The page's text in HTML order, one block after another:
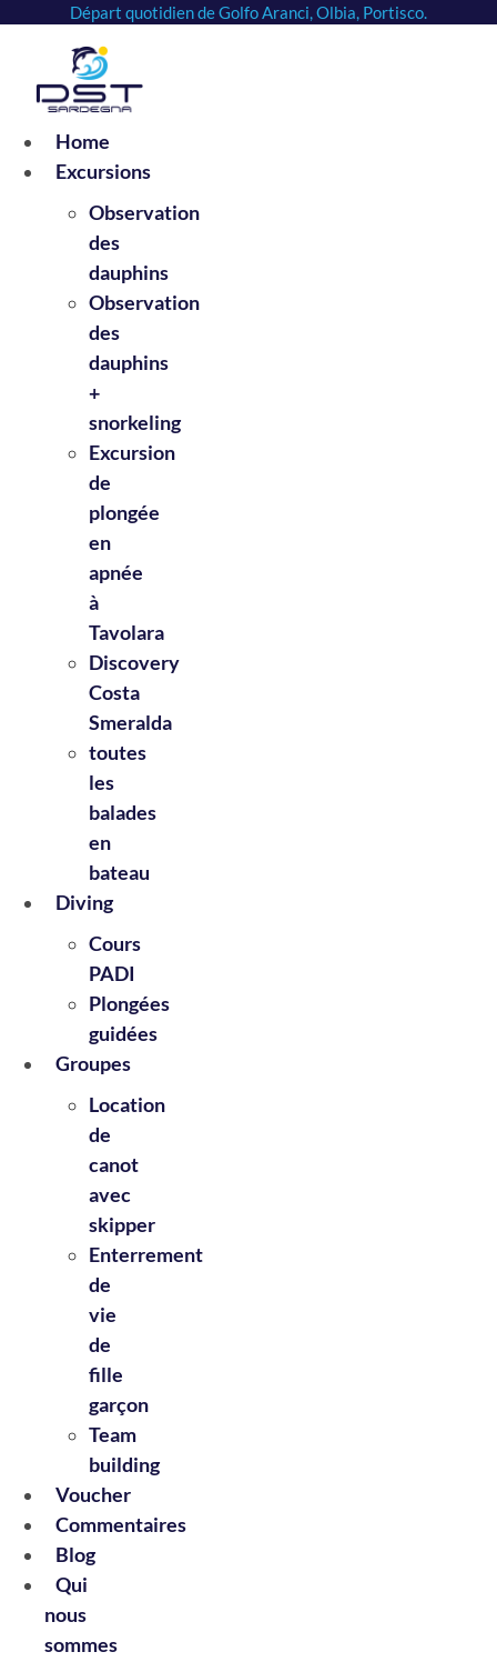
contenu
Départ quotidien de Golfo Aranci, Olbia, Portisco.
Home
Excursions
Observation
des
dauphins
Observation
des
dauphins
+
snorkeling
Excursion
de
plongée
en
apnée
à
Tavolara
Discovery
Costa
Smeralda
toutes
les
balades
en
bateau
Diving
Cours
PADI
Plongées
guidées
Groupes
Location
de
canot
avec
skipper
Enterrement
de
vie
de
fille
garçon
Team
building
Voucher
Commentaires
Blog
Qui
nous
sommes